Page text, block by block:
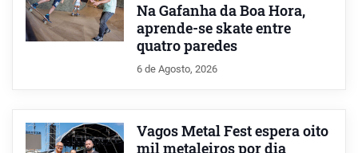
Na Gafanha da Boa Hora,
aprende-se skate entre
quatro paredes
6 de Agosto, 2026
Vagos Metal Fest espera oito
mil metaleiros por dia